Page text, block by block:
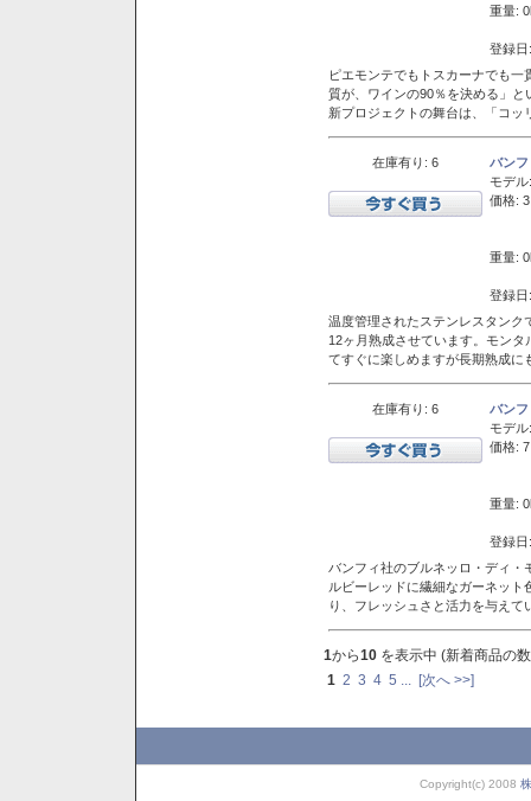
重量:
登録
ピエモンテでもトスカーナでも
質が、ワインの90％を決める」
新プロジェクトの舞台は、「コ
在庫有り: 6
バン
モデル:
価格:
重量:
登録
温度管理されたステンレスタンク
12ヶ月熟成させています。モン
てすぐに楽しめますが長期熟成に
在庫有り: 6
バン
モデル:
価格:
重量:
登録
バンフィ社のブルネッロ・ディ
ルビーレッドに繊細なガーネッ
り、フレッシュさと活力を与え
1から10 を表示中 (新着商品の
1 2 3 4 5 [次へ >>]
Copyright(c) 2008